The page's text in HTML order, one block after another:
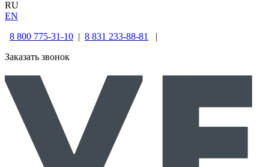
RU
EN
8 800 775-31-10 | 8 831 233-88-81
|
Заказать звонок